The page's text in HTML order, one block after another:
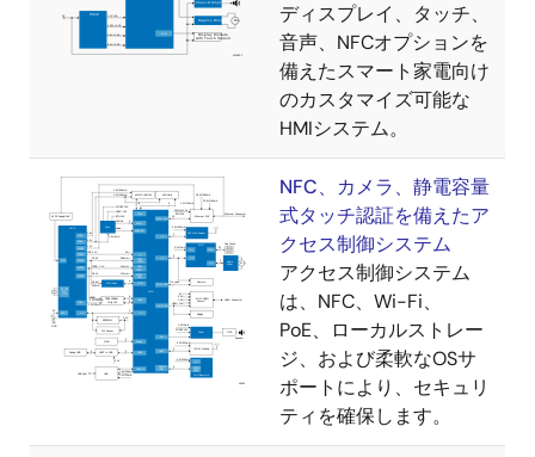
ディスプレイ、タッチ、
音声、NFCオプションを
備えたスマート家電向け
のカスタマイズ可能な
HMIシステム。
NFC、カメラ、静電容量
式タッチ認証を備えたア
クセス制御システム
アクセス制御システム
は、NFC、Wi-Fi、
PoE、ローカルストレー
ジ、および柔軟なOSサ
ポートにより、セキュリ
ティを確保します。